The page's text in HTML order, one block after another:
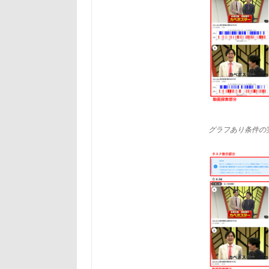
グラフあり条件の